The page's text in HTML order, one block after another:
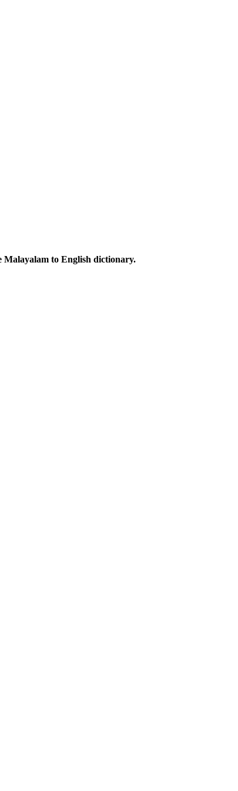
to English dictionary.